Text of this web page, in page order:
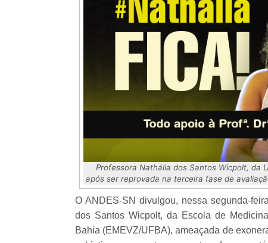
Professora Nathália dos Santos Wicpolt, da
após ser reprovada na terceira fase de
O ANDES-SN divulgou, nessa segunda-
dos Santos Wicpolt, da Escola de
Bahia (EMEVZ/UFBA), ameaçada de